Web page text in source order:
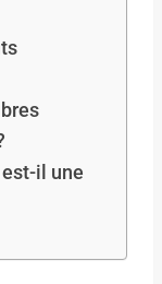
il une